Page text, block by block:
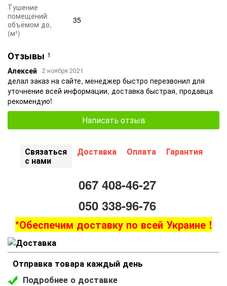
Тушение
помещений
объёмом до,
(м³)
35
Отзывы 1
Алексей 2 ноября 2021
делал заказ на сайте, менеджер быстро перезвонил для
уточнение всей информации, доставка быстрая, продавца
рекомендую!
Написать отзыв
Связаться
с нами
Доставка Оплата Гарантия
067 408-46-27
050 338-96-76
*Обеспечим доставку по всей Украине !
Отправка товара каждый день
Подробнее о доставке